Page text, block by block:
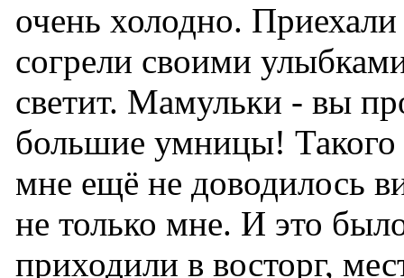
очень холодно.
согрели своими
светит. Мамульки - вы
большие умницы! Такого
мне ещё не доводилось
не только мне. И это
приходили в восторг,